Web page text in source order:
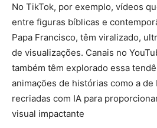
No TikTok, por exemplo, vídeos
entre figuras bíblicas e
Papa Francisco, têm viralizado,
de visualizações. Canais no
também têm explorado essa
animações de histórias como a de
recriadas com IA para
visual impactante